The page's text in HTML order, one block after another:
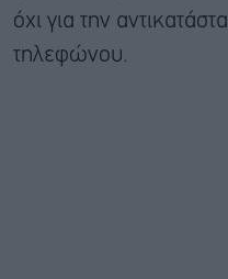
όχι για την
τηλεφώνου.